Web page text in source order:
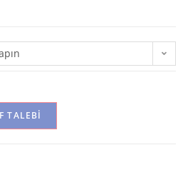
TALEBI